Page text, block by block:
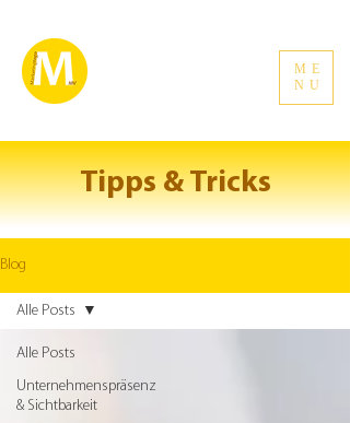
ME
NU
Tipps & Tricks
Blog
Alle Posts
Unternehmenspräsenz
& Sichtbarkeit
Alle Posts